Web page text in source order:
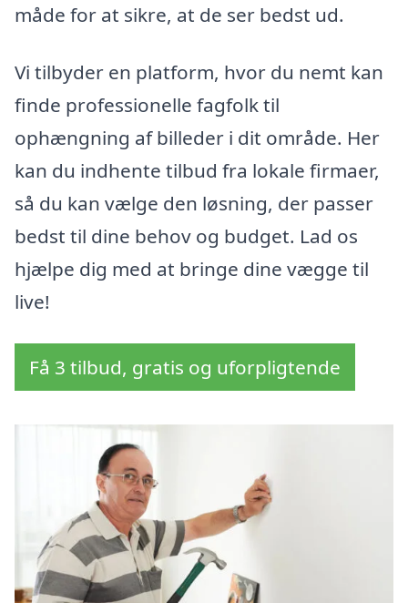
måde for at sikre, at de ser bedst ud.
Vi tilbyder en platform, hvor du nemt kan
finde professionelle fagfolk til
ophængning af billeder i dit område. Her
kan du indhente tilbud fra lokale firmaer,
så du kan vælge den løsning, der passer
bedst til dine behov og budget. Lad os
hjælpe dig med at bringe dine vægge til
live!
Få 3 tilbud, gratis og uforpligtende